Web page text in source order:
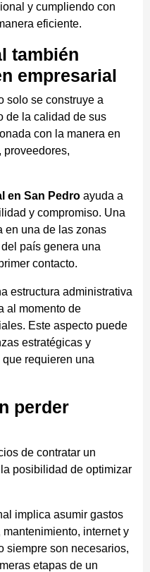
y cumpliendo con
eficiente.
también
empresarial
solo se construye a
de la calidad de sus
con la manera en
proveedores,
en San Pedro ayuda a
y compromiso. Una
en una de las zonas
país genera una
contacto.
estructura administrativa
al momento de
Este aspecto puede
estratégicas y
requieren una
perder
de contratar un
posibilidad de optimizar
implica asumir gastos
internet y
siempre son necesarios,
etapas de un